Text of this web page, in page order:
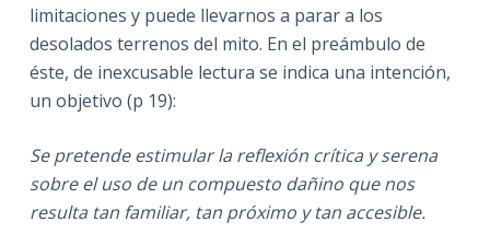
limitaciones y puede llevarnos a parar a los
desolados terrenos del mito. En el preámbulo de
éste, de inexcusable lectura se indica una intención,
un objetivo (p 19):
Se pretende estimular la reflexión crítica y serena
sobre el uso de un compuesto dañino que nos
resulta tan familiar, tan próximo y tan accesible.